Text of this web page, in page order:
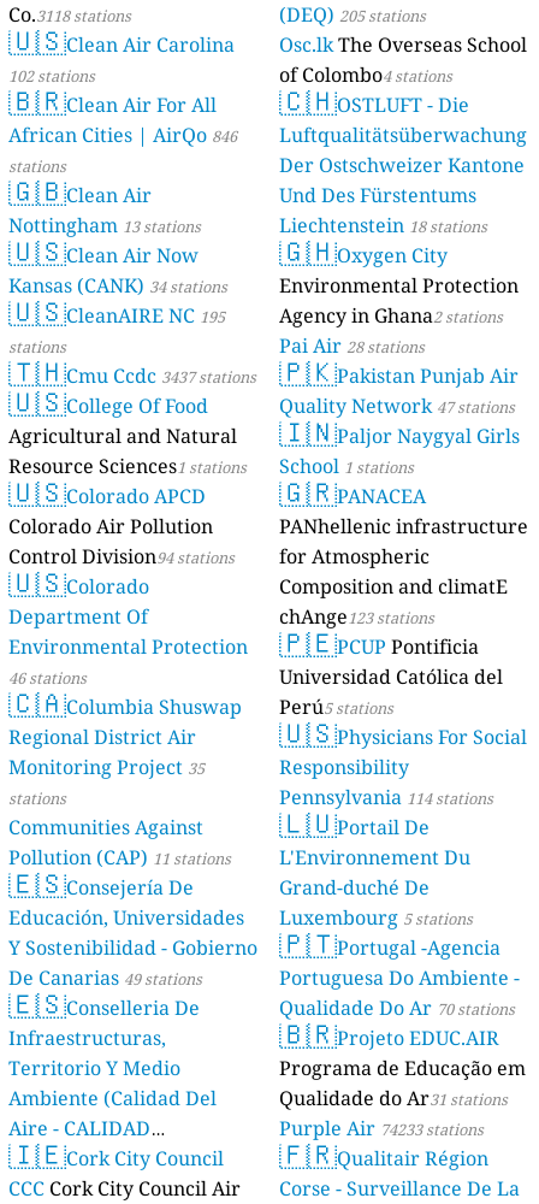
Co.3118 stations
🇺🇸Clean Air Carolina
102 stations
🇧🇷Clean Air For All
African Cities | AirQo 846
stations
🇬🇧Clean Air
Nottingham 13 stations
🇺🇸Clean Air Now
Kansas (CANK) 34 stations
🇺🇸CleanAIRE NC 195
stations
🇹🇭Cmu Ccdc 3437 stations
🇺🇸College Of Food
Agricultural and Natural
Resource Sciences1 stations
🇺🇸Colorado APCD
Colorado Air Pollution
Control Division94 stations
🇺🇸Colorado
Department Of
Environmental Protection
46 stations
🇨🇦Columbia Shuswap
Regional District Air
Monitoring Project 35
stations
Communities Against
Pollution (CAP) 11 stations
🇪🇸Consejería De
Educación, Universidades
Y Sostenibilidad - Gobierno
De Canarias 49 stations
🇪🇸Conselleria De
Infraestructuras,
Territorio Y Medio
Ambiente (Calidad Del
Aire - CALIDAD
AMBIENTAL) 23 stations
🇮🇪Cork City Council
CCC Cork City Council Air
(DEQ) 205 stations
Osc.lkThe Overseas School
of Colombo4 stations
🇨🇭OSTLUFT - Die
Luftqualitätsüberwachung
Der Ostschweizer Kantone
Und Des Fürstentums
Liechtenstein 18 stations
🇬🇭Oxygen City
Environmental Protection
Agency in Ghana2 stations
Pai Air 28 stations
🇵🇰Pakistan Punjab Air
Quality Network 47 stations
🇮🇳Paljor Naygyal Girls
School 1 stations
🇬🇷PANACEA
PANhellenic infrastructure
for Atmospheric
Composition and climatE
chAnge123 stations
🇵🇪PCUP Pontificia
Universidad Católica del
Perú5 stations
🇺🇸Physicians For Social
Responsibility
Pennsylvania 114 stations
🇱🇺Portail De
L'Environnement Du
Grand-duché De
Luxembourg 5 stations
🇵🇹Portugal -Agencia
Portuguesa Do Ambiente -
Qualidade Do Ar 70 stations
🇧🇷Projeto EDUC.AIR
Programa de Educação em
Qualidade do Ar31 stations
Purple Air 74233 stations
🇫🇷Qualitair Région
Corse - Surveillance De La